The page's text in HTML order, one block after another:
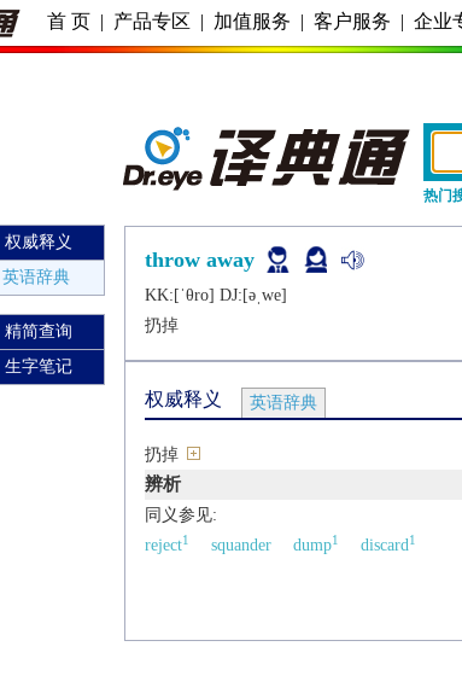
首 页 | 产品专区 | 加值服务 | 客户服务 | 企业
热门
权威释义
英语辞典
精简查询
生字笔记
throw away
KK:[ˈθro] DJ:[ǝˌwе]
扔掉
权威释义 英语辞典
扔掉
辨析
同义参见:
reject1 squander dump1 discard 1